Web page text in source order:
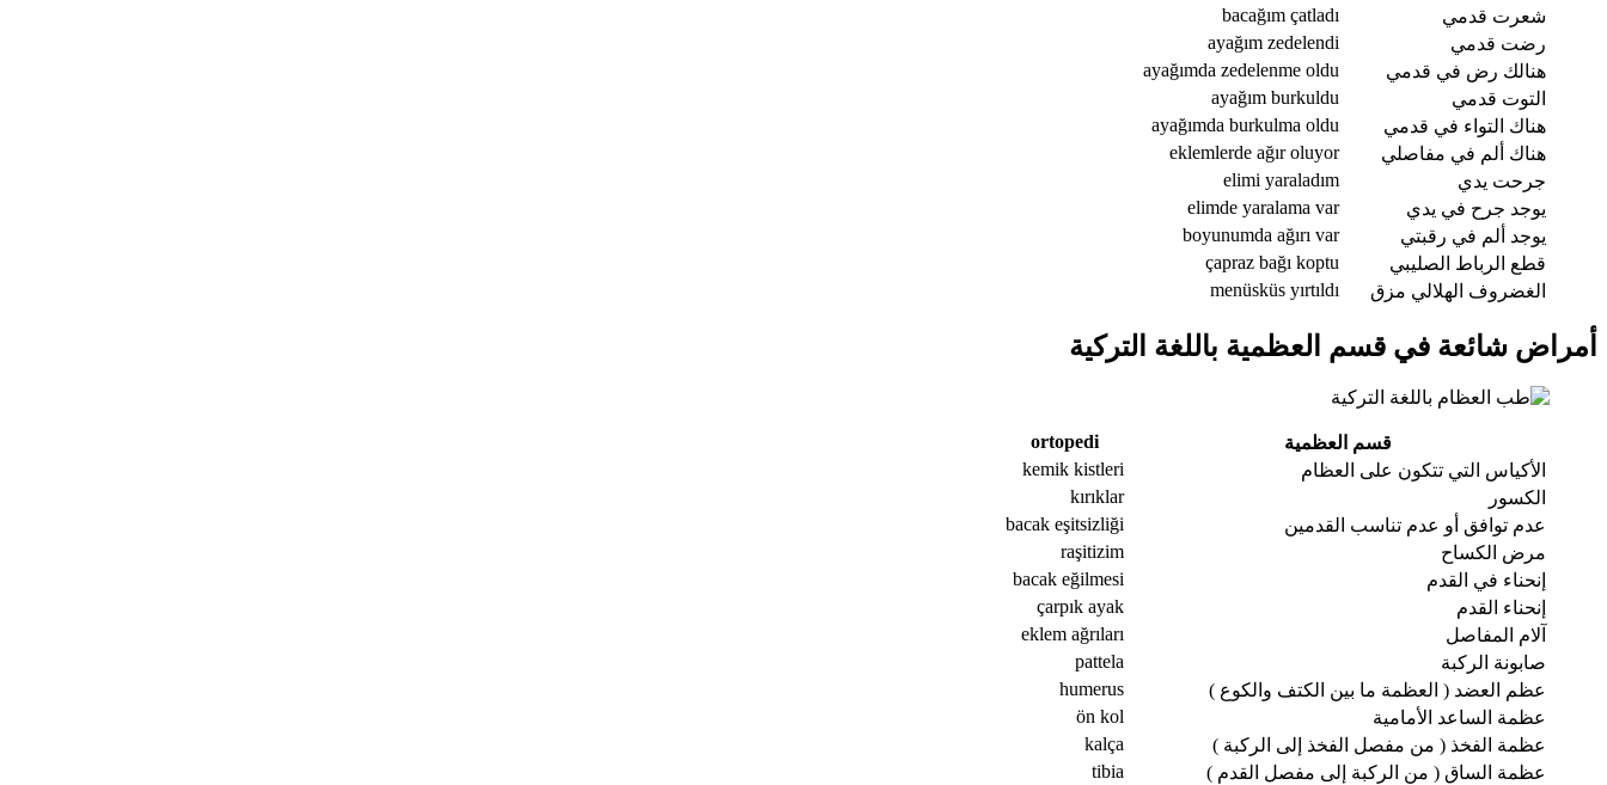
شعرت قدمي
bacağım çatladı
رضت قدمي
ayağım zedelendi
هنالك رض في قدمي
ayağımda zedelenme oldu
التوت قدمي
ayağım burkuldu
هناك التواء في قدمي
ayağımda burkulma oldu
هناك ألم في مفاصلي
eklemlerde ağır oluyor
جرحت يدي
elimi yaraladım
يوجد جرح في يدي
elimde yaralama var
يوجد ألم في رقبتي
boyunumda ağırı var
قطع الرباط الصليبي
çapraz bağı koptu
الغضروف الهلالي مزق
menüsküs yırtıldı
أمراض شائعة في قسم العظمية باللغة التركية
قسم العظمية
ortopedi
الأكياس التي تتكون على العظام
kemik kistleri
الكسور
kırıklar
عدم توافق أو عدم تناسب القدمين
bacak eşitsizliği
مرض الكساح
raşitizim
إنحناء في القدم
bacak eğilmesi
إنحناء القدم
çarpık ayak
آلام المفاصل
eklem ağrıları
صابونة الركبة
pattela
عظم العضد ( العظمة ما بين الكتف والكوع )
humerus
عظمة الساعد الأمامية
ön kol
عظمة الفخذ ( من مفصل الفخذ إلى الركبة )
kalça
عظمة الساق ( من الركبة إلى مفصل القدم )
tibia